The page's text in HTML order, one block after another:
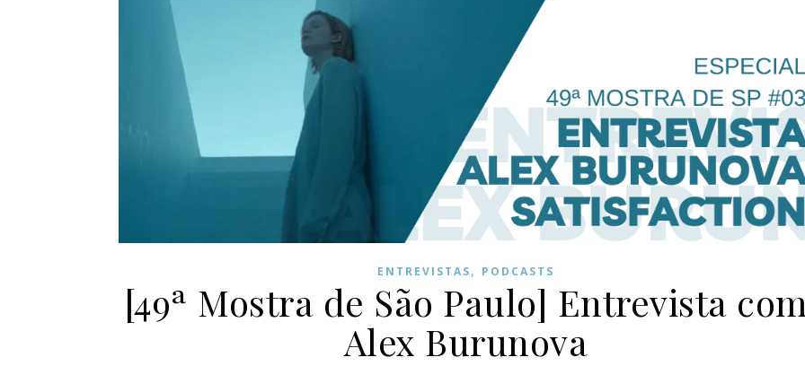
ENTREVISTAS, PODCASTS
[49ª Mostra de São Paulo] Entrevista
Alex Burunova